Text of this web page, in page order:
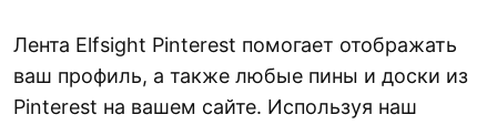
Лента Elfsight Pinterest помогает отображать
ваш профиль, а также любые пины и доски из
Pinterest на вашем сайте. Используя наш